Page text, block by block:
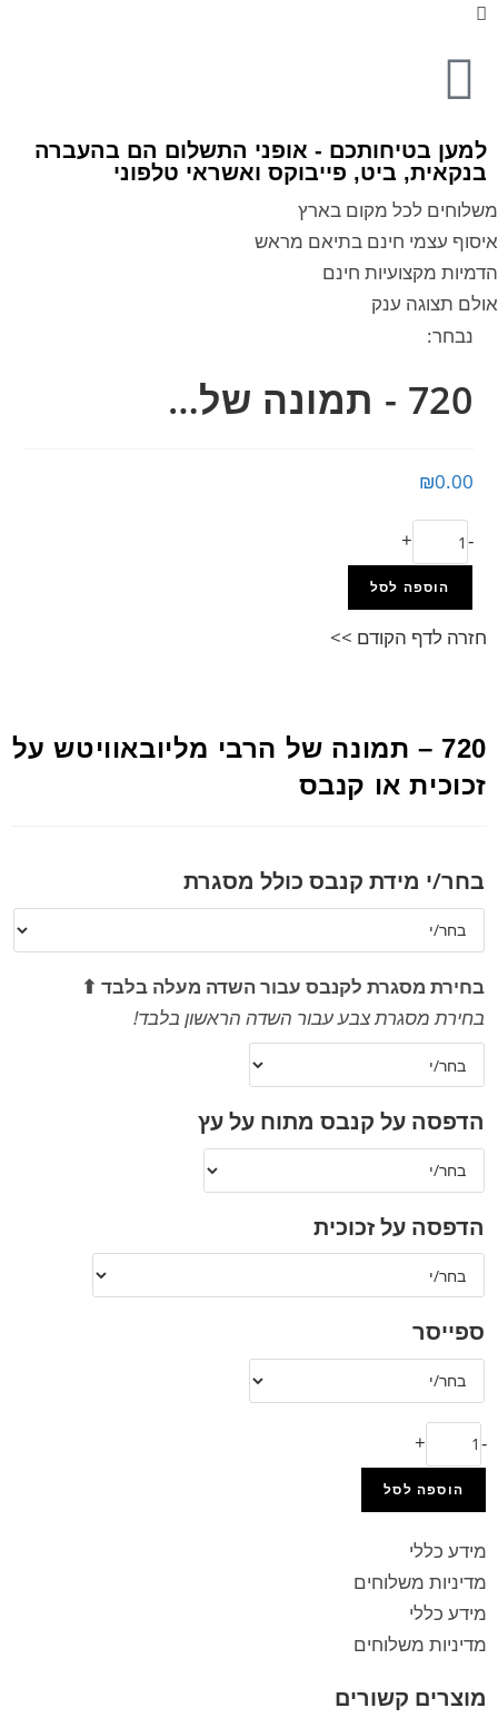
למען בטיחותכם - אופני התשלום הם בהעברה
בנקאית, ביט, פייבוקס ואשראי טלפוני
משלוחים לכל מקום בארץ
איסוף עצמי חינם בתיאם מראש
הדמיות מקצועיות חינם
אולם תצוגה ענק
נבחר:
720 - תמונה של…
₪0.00
-
+
הוספה לסל
חזרה לדף הקודם >>
720 – תמונה של הרבי מליובאוויטש על
זכוכית או קנבס
בחר/י מידת קנבס כולל מסגרת
בחירת מסגרת לקנבס עבור השדה מעלה בלבד ⬆
בחירת מסגרת צבע עבור השדה הראשון בלבד!
הדפסה על קנבס מתוח על עץ
הדפסה על זכוכית
ספייסר
-
+
הוספה לסל
מידע כללי
מדיניות משלוחים
מידע כללי
מדיניות משלוחים
מוצרים קשורים